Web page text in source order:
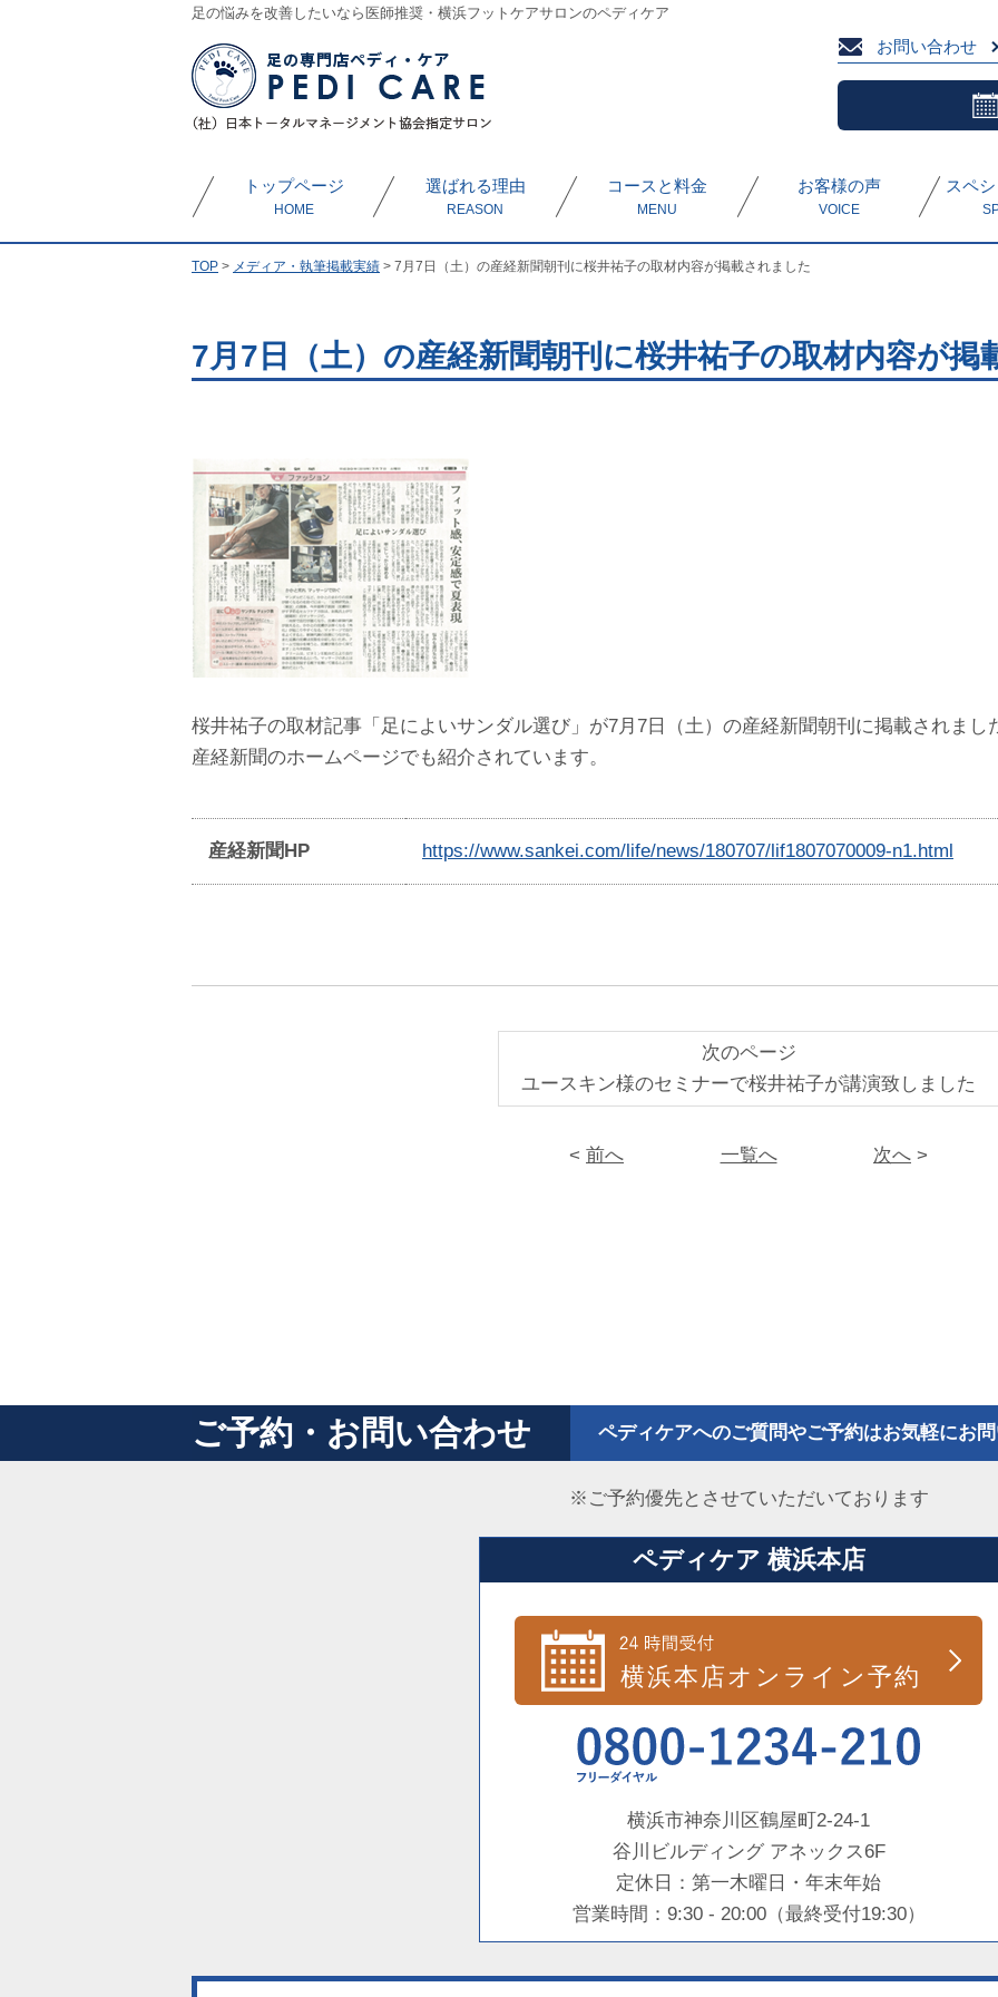
足の悩みを改善したいなら医師推奨・横浜フットケアサロンのペディケア
お問い合わせ
トップページ
HOME
選ばれる理由
REASON
コースと料金
MENU
お客様の声
VOICE
スペ
TOP > メディア・執筆掲載実績 > 7月7日（土）の産経新聞朝刊に桜井祐子の取材内容が掲載されました
7月7日（土）の産経新聞朝刊に桜井祐子の取材内容が掲
桜井祐子の取材記事「足によいサンダル選び」が7月7日（土）の産経新聞朝刊に掲載されまし
産経新聞のホームページでも紹介されています。
産経新聞HP https://www.sankei.com/life/news/180707/lif1807070009-n1.html
次のページ
ユースキン様のセミナーで桜井祐子が講演致しました
< 前へ 一覧へ 次へ >
ご予約・お問い合わせ ペディケアへのご質問やご予約はお気軽にお
※ご予約優先とさせていただいております
ペディケア 横浜本店
横浜市神奈川区鶴屋町2-24-1
谷川ビルディング アネックス6F
定休日：第一木曜日・年末年始
営業時間：9:30 - 20:00（最終受付19:30）